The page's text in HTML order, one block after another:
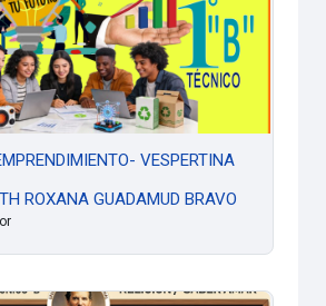
VESPERTINA
ROXANA GUADAMUD BRAVO